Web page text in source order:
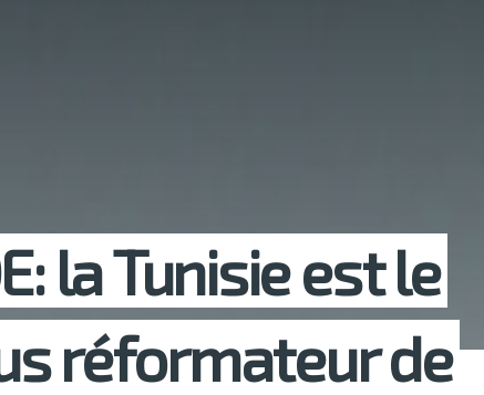
la Tunisie est le
réformateur de